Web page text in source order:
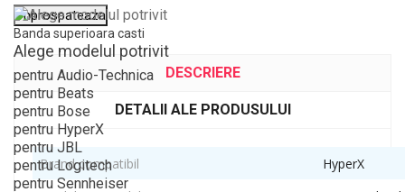
Banda superioara casti
Alege modelul potrivit
pentru Audio-Technica
pentru Beats
pentru Bose
pentru HyperX
pentru JBL
pentru Logitech
pentru Sennheiser
DESCRIERE
DETALII ALE PRODUSULUI
Brand compatibil
HyperX